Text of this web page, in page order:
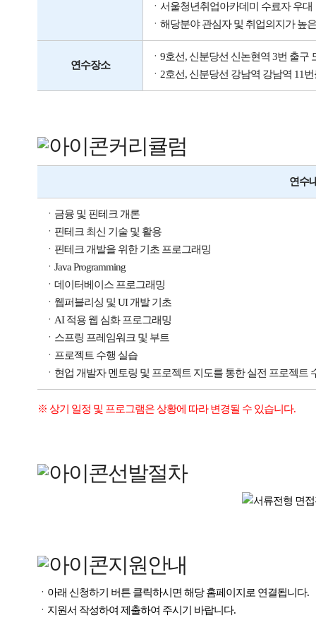
ㆍ서울청년취업아카데미 수료자 우대
ㆍ해당분야 관심자 및 취업의지가 높
연수장소
ㆍ9호선, 신분당선 신논현역 3번 출구
ㆍ2호선, 신분당선 강남역 강남역 11
커리큘럼
연수
ㆍ금융 및 핀테크 개론
ㆍ핀테크 최신 기술 및 활용
ㆍ핀테크 개발을 위한 기초 프로그래밍
ㆍJava Programming
ㆍ데이터베이스 프로그래밍
ㆍ웹퍼블리싱 및 UI 개발 기초
ㆍAI 적용 웹 심화 프로그래밍
ㆍ스프링 프레임워크 및 부트
ㆍ프로젝트 수행 실습
ㆍ현업 개발자 멘토링 및 프로젝트 지도를 통한 실전 프로젝트
※ 상기 일정 및 프로그램은 상황에 따라 변경될 수 있습니다.
선발절차
지원안내
ㆍ아래 신청하기 버튼 클릭하시면 해당 홈페이지로 연결됩니다.
ㆍ지원서 작성하여 제출하여 주시기 바랍니다.